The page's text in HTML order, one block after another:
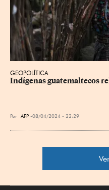
GEOPOLÍTICA
Indígenas guatemaltecos
Por AFP 08/04/2024 - 22:29